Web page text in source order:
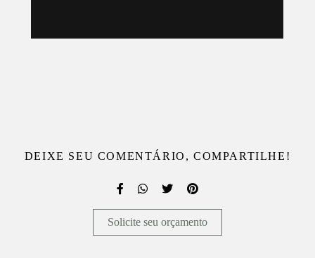
DEIXE SEU COMENTÁRIO, COMPARTILHE!
Solicite seu orçamento